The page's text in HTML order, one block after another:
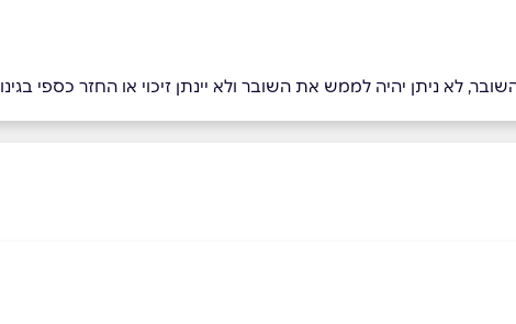
לא ניתן יהיה לממש את השובר ולא יינתן זיכוי או החזר כספי בגינו